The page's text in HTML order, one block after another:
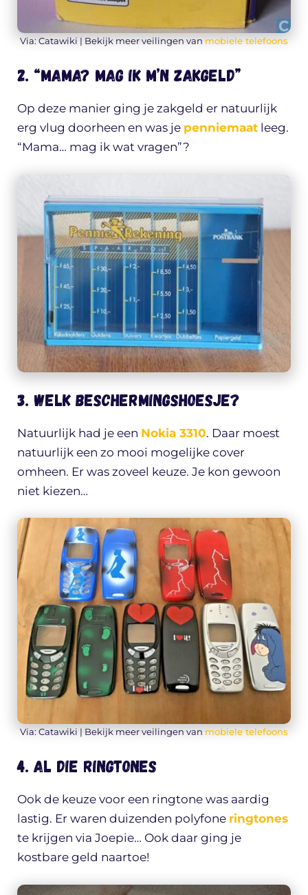
Via: Catawiki | Bekijk meer veilingen van mobiele telefoons
2. “Mama? Mag ik m’n zakgeld”
Op deze manier ging je zakgeld er natuurlijk
erg vlug doorheen en was je penniemaat leeg.
“Mama… mag ik wat vragen”?
3. Welk beschermingshoesje?
Natuurlijk had je een Nokia 3310. Daar moest
natuurlijk een zo mooi mogelijke cover
omheen. Er was zoveel keuze. Je kon gewoon
niet kiezen…
Via: Catawiki | Bekijk meer veilingen van mobiele telefoons
4. Al die ringtones
Ook de keuze voor een ringtone was aardig
lastig. Er waren duizenden polyfone ringtones
te krijgen via Joepie… Ook daar ging je
kostbare geld naartoe!